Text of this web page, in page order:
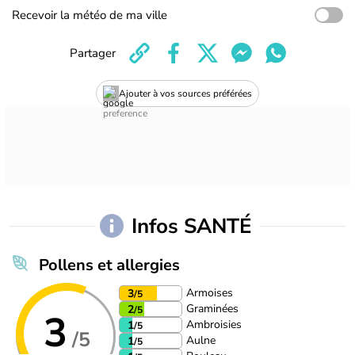
Recevoir la météo de ma ville
Ajouter à vos sources préférées
Partager
Infos SANTÉ
Pollens et allergies
3 /5
3/5
Armoises
2/5
Graminées
1/5
Ambroisies
1/5
Aulne